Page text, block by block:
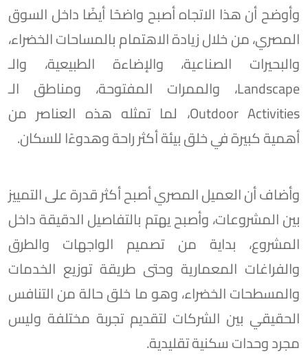
وأوضح أن هذا الاتجاه أصبح واضحًا أيضًا داخل السوق
المصري، من خلال زيادة الاهتمام بالمساحات الخضراء،
والبحيرات الصناعية، والإضاءة الطبيعية، والـ
Landscape، والممرات المفتوحة، ومناطق الـ
Outdoor Activities، لما تمثله هذه العناصر من
أهمية كبيرة في خلق بيئة أكثر راحة وهدوءًا للسكان.
وأضاف أن العميل المصري أصبح أكثر قدرة على التمييز
بين المشروعات، وأصبح يهتم بالتفاصيل الدقيقة داخل
المشروع، بداية من تصميم الواجهات والطرق
والفراغات المعمارية وحتى طريقة توزيع الخدمات
والمسطحات الخضراء، وهو ما خلق حالة من التنافس
الحقيقي بين الشركات لتقديم تجربة مختلفة وليس
مجرد وحدات سكنية تقليدية.